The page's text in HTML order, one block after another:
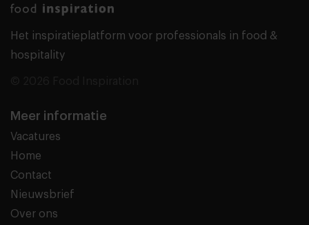
Het inspiratieplatform voor professionals in food &
hospitality
Meer informatie
Vacatures
Home
Contact
Nieuwsbrief
Over ons